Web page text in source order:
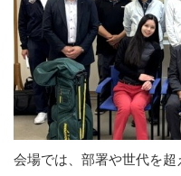
会場では、部署や世代を